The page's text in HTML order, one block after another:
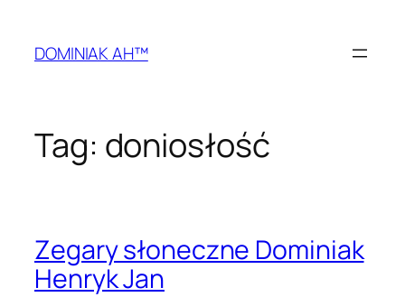
treściDOMINIAK AH™
Tag: doniosłość
Zegary słoneczne Dominiak
Henryk Jan